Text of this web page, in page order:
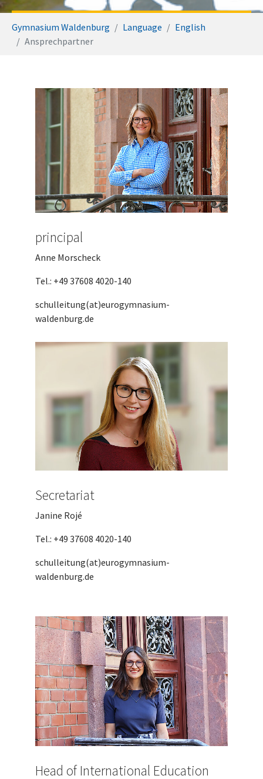
Gymnasium Waldenburg Language
English
Ansprechpartner
principal
Anne Morscheck
Tel.: +49 37608 4020-140
schulleitung(at)eurogymnasium-
waldenburg.de
Secretariat
Janine Rojé
Tel.: +49 37608 4020-140
schulleitung(at)eurogymnasium-
waldenburg.de
Head of International Education